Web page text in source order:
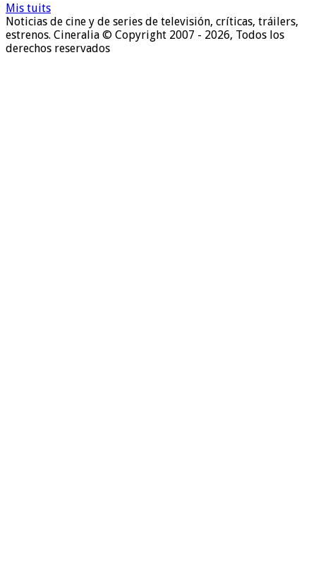
Mis tuits
Noticias de cine y de series de televisión, críticas, tráilers,
estrenos. Cineralia © Copyright 2007 - 2026, Todos los
derechos reservados